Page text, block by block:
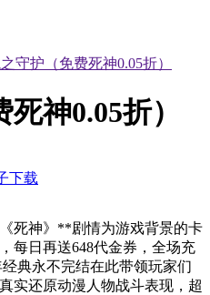
守护（免费死神0.05折）
神0.05折）
下载
神》**剧情为游戏背景的卡
每日再送648代金券，全场充
典永不完结在此带领玩家们
实还原动漫人物战斗表现，超